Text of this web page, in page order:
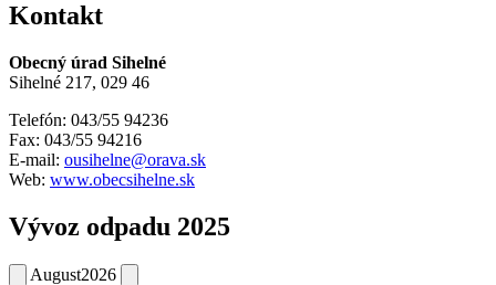
Kontakt
Obecný úrad Sihelné
Sihelné 217, 029 46
Telefón: 043/55 94236
Fax: 043/55 94216
E-mail: ousihelne@orava.sk
Web: www.obecsihelne.sk
Vývoz odpadu 2025
August2026